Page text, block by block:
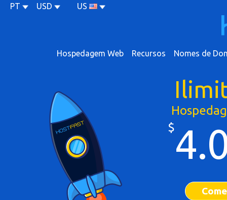
PT USD US
Hospedagem Web Recursos Nomes de
$